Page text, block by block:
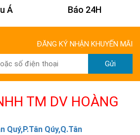
Á Báo 24H
ĐĂNG KÝ NHẬN KHUYẾN MÃI
Gửi
TM DV HOÀNG
Quý,P.Tân Qúy,Q.Tân